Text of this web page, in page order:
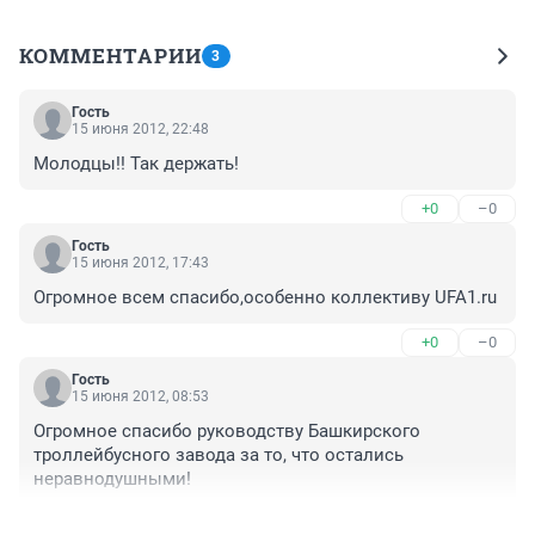
КОММЕНТАРИИ 3
Гость
15 июня 2012, 22:48
Молодцы!! Так держать!
+0 –0
Гость
15 июня 2012, 17:43
Огромное всем спасибо,особенно коллективу UFA1.ru
+0 –0
Гость
15 июня 2012, 08:53
Огромное спасибо руководству Башкирского
троллейбусного завода за то, что остались
неравнодушными!